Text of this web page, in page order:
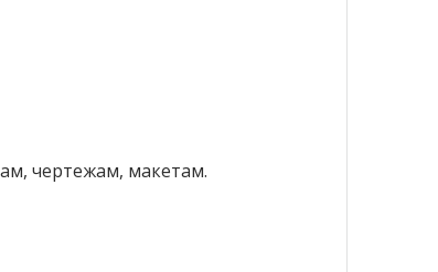
чертежам, макетам.